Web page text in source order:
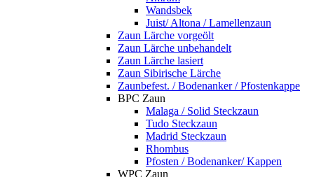
Wandsbek
Juist/ Altona / Lamellenzaun
Zaun Lärche vorgeölt
Zaun Lärche unbehandelt
Zaun Lärche lasiert
Zaun Sibirische Lärche
Zaunbefest. / Bodenanker / Pfostenkappe
BPC Zaun
Malaga / Solid Steckzaun
Tudo Steckzaun
Madrid Steckzaun
Rhombus
Pfosten / Bodenanker/ Kappen
WPC Zaun